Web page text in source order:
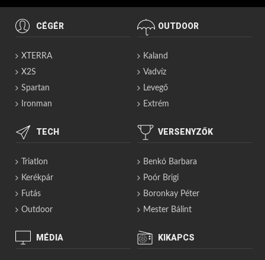
CÉGÉR
XTERRA
X2S
Spartan
Ironman
OUTDOOR
Kaland
Vadvíz
Levegő
Extrém
TECH
Triatlon
Kerékpár
Futás
Outdoor
VERSENYZŐK
Benkó Barbara
Poór Brigi
Boronkay Péter
Mester Bálint
MÉDIA KIKAPCS